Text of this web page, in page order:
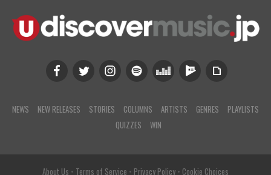
NEWS NEW RELEASES STORIES COLUMNS ARTISTS GENRES
PLAYLISTS
QUIZZES
WIN
About Us • Terms of Service • Privacy Policy• Cookie Choices